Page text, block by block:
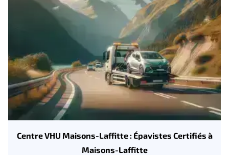
Centre VHU Maisons-Laffitte : Épavistes Certifiés à
Maisons-Laffitte